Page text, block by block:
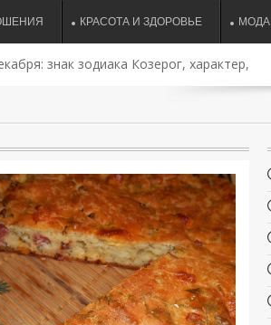
КРАСОТА И ЗДОРОВЬЕ МОДА
знак зодиака Козерог, характер,